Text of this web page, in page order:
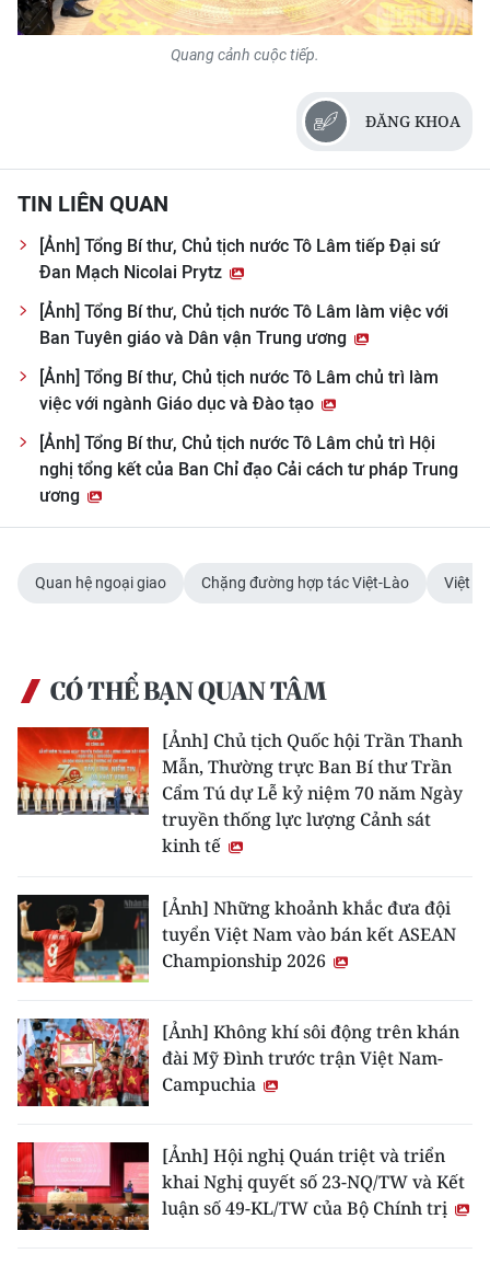
Quang cảnh cuộc tiếp.
ĐĂNG KHOA
TIN LIÊN QUAN
[Ảnh] Tổng Bí thư, Chủ tịch nước Tô Lâm tiếp Đại sứ
Đan Mạch Nicolai Prytz
[Ảnh] Tổng Bí thư, Chủ tịch nước Tô Lâm làm việc với
Ban Tuyên giáo và Dân vận Trung ương
[Ảnh] Tổng Bí thư, Chủ tịch nước Tô Lâm chủ trì làm
việc với ngành Giáo dục và Đào tạo
[Ảnh] Tổng Bí thư, Chủ tịch nước Tô Lâm chủ trì Hội
nghị tổng kết của Ban Chỉ đạo Cải cách tư pháp Trung
ương
Quan hệ ngoại giao Chặng đường hợp tác Việt-Lào Việt
CÓ THỂ BẠN QUAN TÂM
[Ảnh] Chủ tịch Quốc hội Trần Thanh
Mẫn, Thường trực Ban Bí thư Trần
Cẩm Tú dự Lễ kỷ niệm 70 năm Ngày
truyền thống lực lượng Cảnh sát
kinh tế
[Ảnh] Những khoảnh khắc đưa đội
tuyển Việt Nam vào bán kết ASEAN
Championship 2026
[Ảnh] Không khí sôi động trên khán
đài Mỹ Đình trước trận Việt Nam-
Campuchia
[Ảnh] Hội nghị Quán triệt và triển
khai Nghị quyết số 23-NQ/TW và Kết
luận số 49-KL/TW của Bộ Chính trị